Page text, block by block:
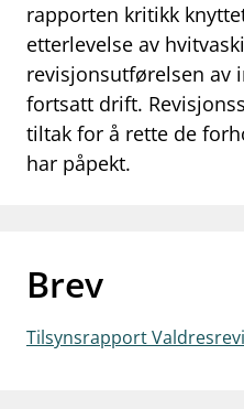
notifications_noneAbonner på
rapporten kritikk
etterlevelse av
revisjonsutførelsen av
fortsatt drift.
tiltak for å rette de
har påpekt.
Brev
Tilsynsrapport